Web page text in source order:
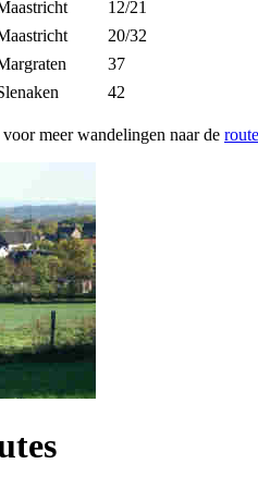
12/21
20/32
37
42
meer wandelingen naar de